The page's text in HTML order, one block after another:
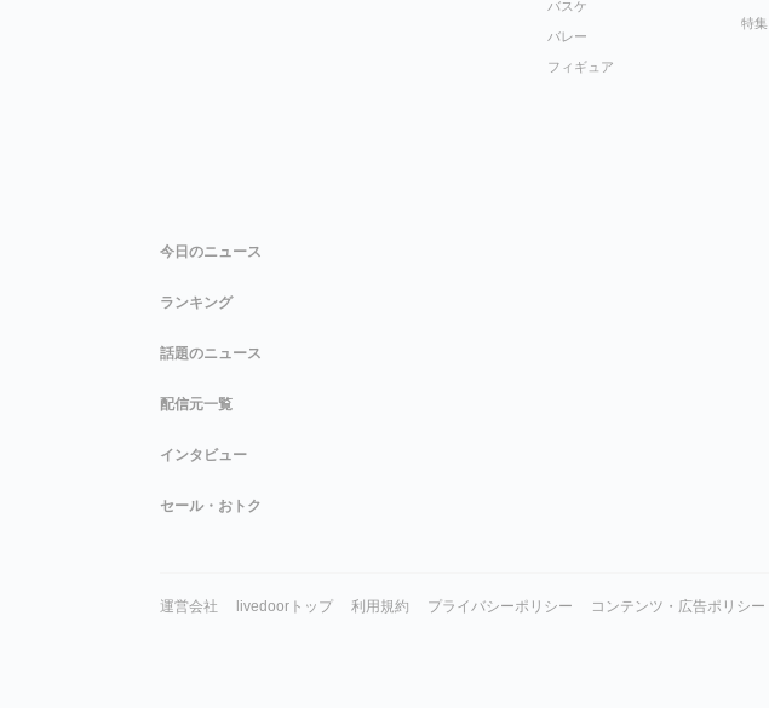
バスケ
バレー
フィギュア
特集
今日のニュース
ランキング
話題のニュース
配信元一覧
インタビュー
セール・おトク
運営会社 livedoorトップ 利用規約 プライバシーポリシー コンテンツ・広告ポリシー